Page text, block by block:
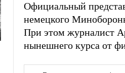
Официальный
немецкого
При этом журналист
нынешнего курса от